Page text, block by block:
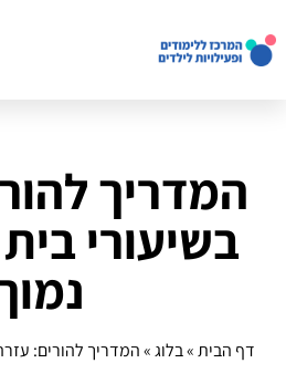
המדריך
בשיעורי
דף הבית»בלוג»המדריך להורים: